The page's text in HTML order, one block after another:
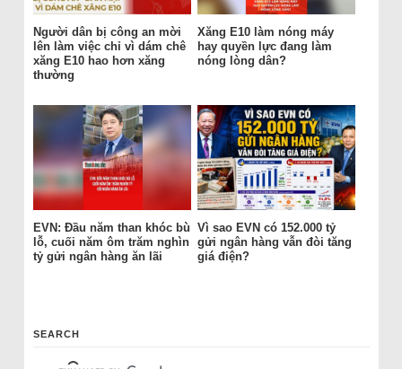
Người dân bị công an mời
lên làm việc chỉ vì dám chê
xăng E10 hao hơn xăng
thường
Xăng E10 làm nóng máy
hay quyền lực đang làm
nóng lòng dân?
EVN: Đầu năm than khóc bù
lỗ, cuối năm ôm trăm nghìn
tỷ gửi ngân hàng ăn lãi
Vì sao EVN có 152.000 tỷ
gửi ngân hàng vẫn đòi tăng
giá điện?
SEARCH